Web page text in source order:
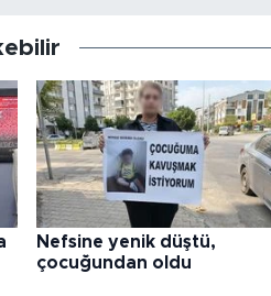
Nefsine yenik düştü,
çocuğundan oldu